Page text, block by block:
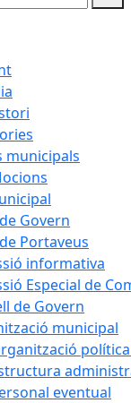
municipals
Govern
Portaveus
informativa
Especial de
de Govern
municipal
eventual